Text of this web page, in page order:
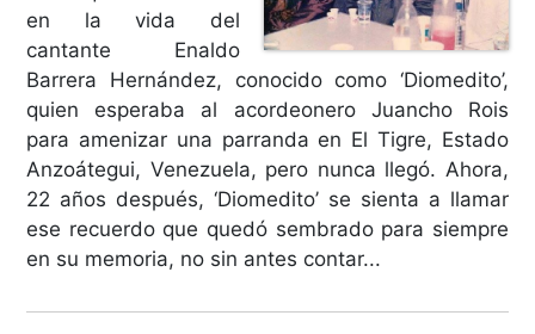
en la vida del
cantante Enaldo
Barrera Hernández, conocido como ‘Diomedito’,
quien esperaba al acordeonero Juancho Rois
para amenizar una parranda en El Tigre, Estado
Anzoátegui, Venezuela, pero nunca llegó. Ahora,
22 años después, ‘Diomedito’ se sienta a llamar
ese recuerdo que quedó sembrado para siempre
en su memoria, no sin antes contar...